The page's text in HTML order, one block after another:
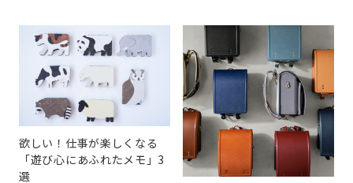
欲しい！仕事が楽しくなる
「遊び心にあふれたメモ」3
選